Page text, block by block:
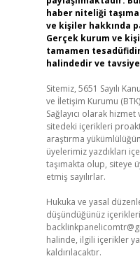
haber niteliği
ve kişiler hakkında
Gerçek kurum ve
tamamen
halindedir ve
Sitemiz, 5651 Sayılı
ve İletişim Kurumu
Sağlayıcı olarak
sitedeki içerikleri
araştırma
üyelerimiz yazdıkları
taşımakta olup, siteye
etmiş sayılırlar.
Hukuka ve yasal
düşündüğünüz
halinde, ilgili içerikler
kaldırılacaktır.